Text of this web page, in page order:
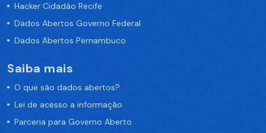
Hacker Cidadão Recife
Dados Abertos Governo Federal
Dados Abertos Pernambuco
Saiba mais
O que são dados abertos?
Lei de acesso a informação
Parceria para Governo Aberto